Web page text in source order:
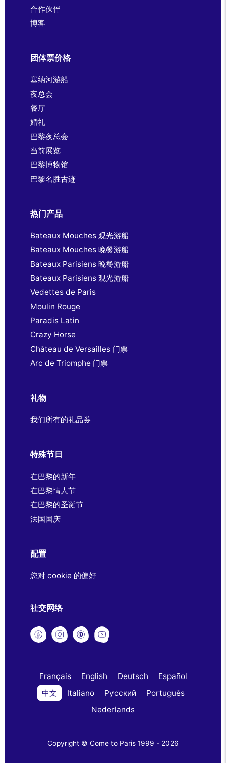
合作伙伴
博客
团体票价格
塞纳河游船
夜总会
餐厅
婚礼
巴黎夜总会
当前展览
巴黎博物馆
巴黎名胜古迹
热门产品
Bateaux Mouches 观光游船
Bateaux Mouches 晚餐游船
Bateaux Parisiens 晚餐游船
Bateaux Parisiens 观光游船
Vedettes de Paris
Moulin Rouge
Paradis Latin
Crazy Horse
Château de Versailles 门票
Arc de Triomphe 门票
礼物
我们所有的礼品券
特殊节日
在巴黎的新年
在巴黎情人节
在巴黎的圣诞节
法国国庆
配置
您对 cookie 的偏好
社交网络
Français English Deutsch
Español
中文
Italiano Русский
Português
Nederlands
Copyright © Come to Paris 1999 - 2026